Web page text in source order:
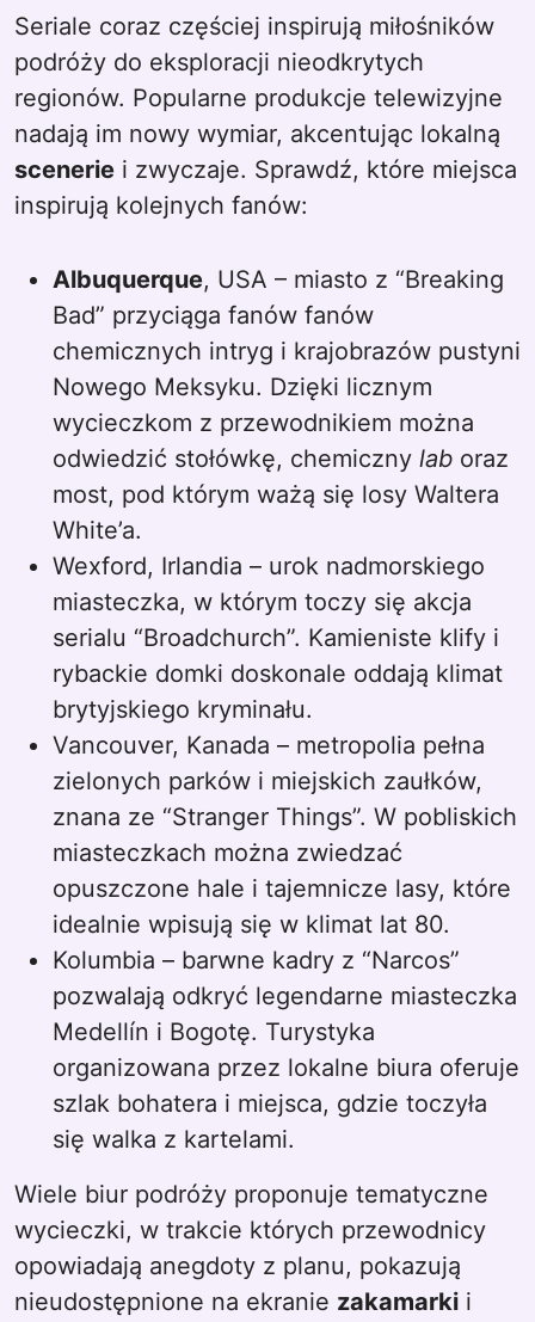
Seriale coraz częściej inspirują miłośników
podróży do eksploracji nieodkrytych
regionów. Popularne produkcje telewizyjne
nadają im nowy wymiar, akcentując lokalną
scenerie i zwyczaje. Sprawdź, które miejsca
inspirują kolejnych fanów:
Albuquerque, USA – miasto z “Breaking
Bad” przyciąga fanów fanów
chemicznych intryg i krajobrazów pustyni
Nowego Meksyku. Dzięki licznym
wycieczkom z przewodnikiem można
odwiedzić stołówkę, chemiczny lab oraz
most, pod którym ważą się losy Waltera
White’a.
Wexford, Irlandia – urok nadmorskiego
miasteczka, w którym toczy się akcja
serialu “Broadchurch”. Kamieniste klify i
rybackie domki doskonale oddają klimat
brytyjskiego kryminału.
Vancouver, Kanada – metropolia pełna
zielonych parków i miejskich zaułków,
znana ze “Stranger Things”. W pobliskich
miasteczkach można zwiedzać
opuszczone hale i tajemnicze lasy, które
idealnie wpisują się w klimat lat 80.
Kolumbia – barwne kadry z “Narcos”
pozwalają odkryć legendarne miasteczka
Medellín i Bogotę. Turystyka
organizowana przez lokalne biura oferuje
szlak bohatera i miejsca, gdzie toczyła
się walka z kartelami.
Wiele biur podróży proponuje tematyczne
wycieczki, w trakcie których przewodnicy
opowiadają anegdoty z planu, pokazują
nieudostępnione na ekranie zakamarki i